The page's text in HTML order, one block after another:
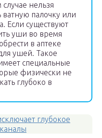
нельзя
ватную палочку или
Если существуют
уши во время
в аптеке
ушей. Такое
специальные
физически не
глубоко в